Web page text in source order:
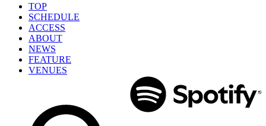
TOP
SCHEDULE
ACCESS
ABOUT
NEWS
FEATURE
VENUES